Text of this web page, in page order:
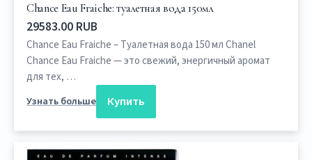
Chance Eau Fraiche: туалетная вода 150мл
29583.00 RUB
Chance Eau Fraiche – Туалетная вода 150 мл Chanel
Chance Eau Fraiche — это свежий, энергичный аромат
для тех, …
Узнать больше
Купить